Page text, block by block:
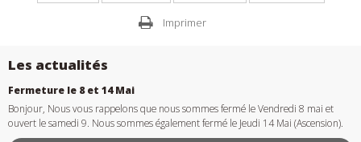
Imprimer
Les actualités
Fermeture le 8 et 14 Mai
Bonjour, Nous vous rappelons que nous sommes fermé le Vendredi 8 mai et
ouvert le samedi 9. Nous sommes également fermé le Jeudi 14 Mai (Ascension).